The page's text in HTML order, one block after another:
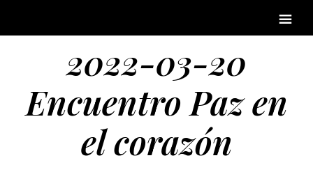
2022-03-20
Encuentro Paz en
el corazón